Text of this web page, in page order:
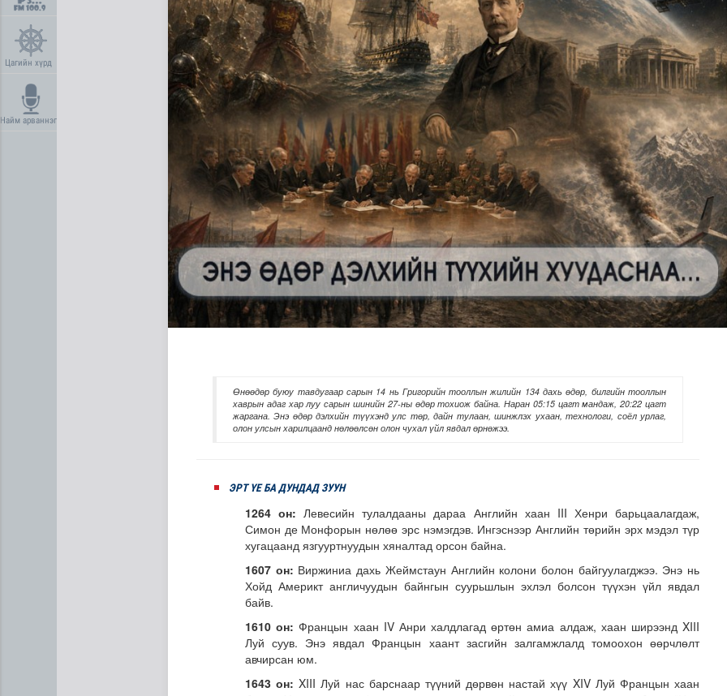
Цагийн хүрд
Найм арваннэг
Дундговь аймагт Нарны цахилгаан станц барих ажил үргэлжилж байна
Дипломат төлөөлөгчийн газруудын төлөөлөгчид COP17-ын байгууламжтай танилцлаа
Өнөөдөр буюу тавдугаар сарын 14 нь Григорийн тооллын жилийн 134 дахь өдөр, билгийн тооллын
хаврын адаг хар луу сарын шинийн 27-ны өдөр тохиож байна. Наран 05:15 цагт мандаж, 20:22 цагт
жаргана. Энэ өдөр дэлхийн түүхэнд улс төр, дайн тулаан, шинжлэх ухаан, технологи, соёл урлаг,
олон улсын харилцаанд нөлөөлсөн олон чухал үйл явдал өрнөжээ.
ЭРТ ҮЕ БА ДУНДАД ЗУУН
1264 он:Левесийн тулалдааны дараа Английн хаан III Хенри барьцаалагдаж,
Симон де Монфорын нөлөө эрс нэмэгдэв. Ингэснээр Английн төрийн эрх мэдэл түр
хугацаанд язгууртнуудын хяналтад орсон байна.
1607 он: Виржиниа дахь Жеймстаун Английн колони болон байгуулагджээ. Энэ нь
Хойд Америкт англичуудын байнгын суурьшлын эхлэл болсон түүхэн үйл явдал
байв.
1610 он:Францын хаан IV Анри халдлагад өртөн амиа алдаж, хаан ширээнд XIII
Луй суув. Энэ явдал Францын хаант засгийн залгамжлалд томоохон өөрчлөлт
авчирсан юм.
1643 он:XIII Луй нас барснаар түүний дөрвөн настай хүү XIV Луй Францын хаан